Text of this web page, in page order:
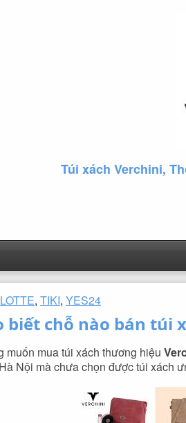
Túi xách Verchini,
LOTTE, TIKI, YES24
biết chỗ nào bán túi
muốn mua túi xách thương hiệu
Nội mà chưa chọn được túi xách